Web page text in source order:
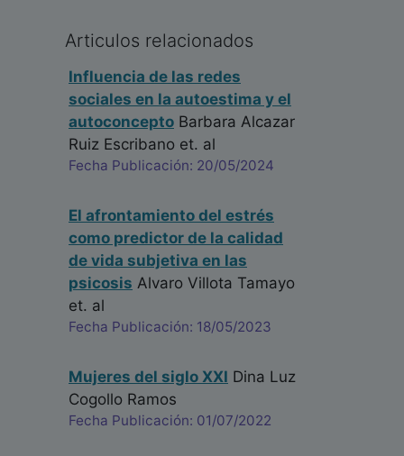
Articulos relacionados
Influencia de las redes
sociales en la autoestima y el
autoconcepto Barbara Alcazar
Ruiz Escribano et. al
Fecha Publicación: 20/05/2024
El afrontamiento del estrés
como predictor de la calidad
de vida subjetiva en las
psicosis Alvaro Villota Tamayo
et. al
Fecha Publicación: 18/05/2023
Mujeres del siglo XXI Dina Luz
Cogollo Ramos
Fecha Publicación: 01/07/2022